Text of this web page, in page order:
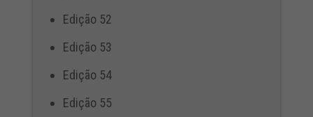
Edição 52
Edição 53
Edição 54
Edição 55